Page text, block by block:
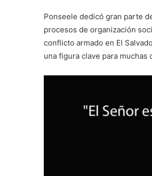
Ponseele dedicó gran parte
procesos de organización
conflicto armado en El
una figura clave para